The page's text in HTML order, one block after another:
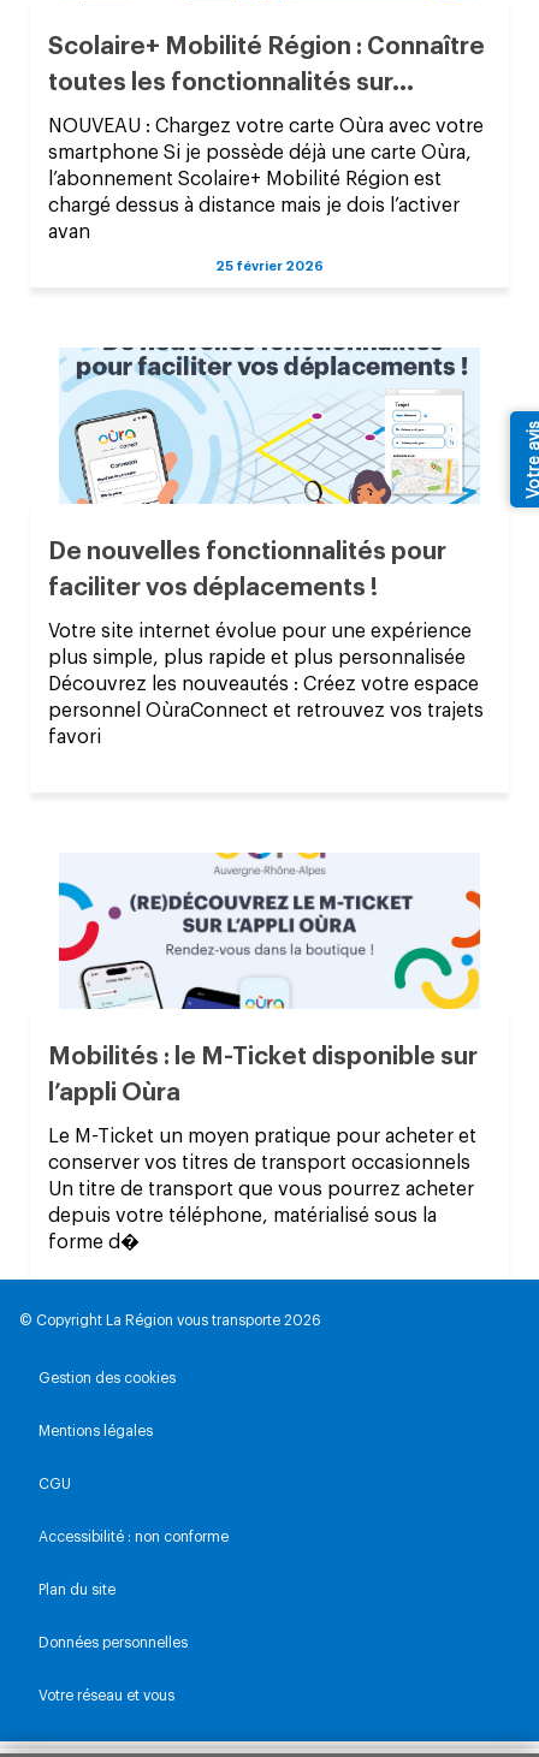
Scolaire+ Mobilité Région : Connaître
toutes les fonctionnalités sur...
NOUVEAU : Chargez votre carte Oùra avec votre
smartphone Si je possède déjà une carte Oùra,
l’abonnement Scolaire+ Mobilité Région est
chargé dessus à distance mais je dois l’activer
avan
25 février 2026
De nouvelles fonctionnalités pour
faciliter vos déplacements !
Votre site internet évolue pour une expérience
plus simple, plus rapide et plus personnalisée
Découvrez les nouveautés : Créez votre espace
personnel OùraConnect et retrouvez vos trajets
favori
Mobilités : le M-Ticket disponible sur
l’appli Oùra
Le M-Ticket un moyen pratique pour acheter et
conserver vos titres de transport occasionnels​
Un titre de transport que vous pourrez acheter
depuis votre téléphone, matérialisé sous la
forme d�
© Copyright La Région vous transporte 2026
Gestion des cookies
Mentions légales
CGU
Accessibilité : non conforme
Plan du site
Données personnelles
Votre réseau et vous